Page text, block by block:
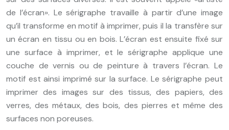
de l’écran». Le sérigraphe travaille à partir d’une image
qu’il transforme en motif à imprimer, puis il la transfère sur
un écran en tissu ou en bois. L’écran est ensuite fixé sur
une surface à imprimer, et le sérigraphe applique une
couche de vernis ou de peinture à travers l’écran. Le
motif est ainsi imprimé sur la surface. Le sérigraphe peut
imprimer des images sur des tissus, des papiers, des
verres, des métaux, des bois, des pierres et même des
surfaces non poreuses.